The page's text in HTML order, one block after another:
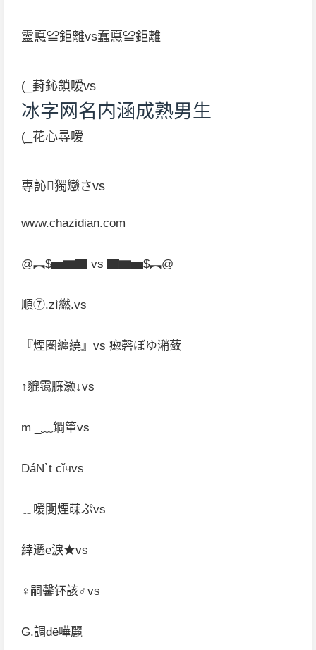
靈悳≌鉅離vs蠢悳≌鉅離
(_葑鈊鎖嗳vs
冰字网名内涵成熟男生
(_花心尋嗳
專訫獨戀さvs
www.chazidian.com
@︻$▅▆▇ vs ▇▆▅$︻@
順⑦.zì繎.vs
『煙圏纏繞』vs 瘛磬ぼゆ潲蔹
↑貔霭臁灏↓vs
m _﹏鐧簞vs
DáN`t cǐчvs
﹎嗳閺煙菋ぷvs
緈遜e淚★vs
♀嗣馨钚該♂vs
G.調dē嘩麗